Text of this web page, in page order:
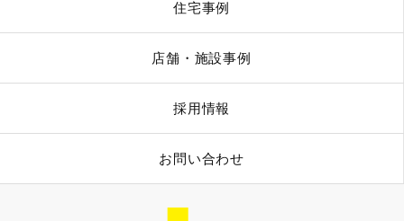
住宅事例
店舗・施設事例
採用情報
お問い合わせ